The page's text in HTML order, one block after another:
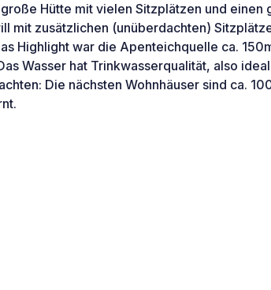
Hütte mit vielen Sitzplätzen und einen
mit zusätzlichen (unüberdachten)
Highlight war die Apenteichquelle ca.
Wasser hat Trinkwasserqualität, also
Die nächsten Wohnhäuser sind ca.